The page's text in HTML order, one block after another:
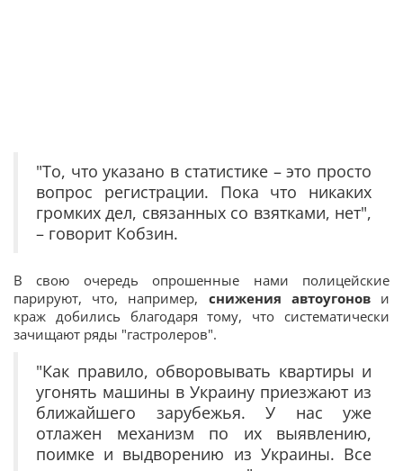
"То, что указано в статистике – это просто
вопрос регистрации. Пока что никаких
громких дел, связанных со взятками, нет",
– говорит Кобзин.
В свою очередь опрошенные нами полицейские
парируют, что, например, снижения автоугонови
краж добились благодаря тому, что систематически
зачищают ряды "гастролеров".
"Как правило, обворовывать квартиры и
угонять машины в Украину приезжают из
ближайшего зарубежья. У нас уже
отлажен механизм по их выявлению,
поимке и выдворению из Украины. Все